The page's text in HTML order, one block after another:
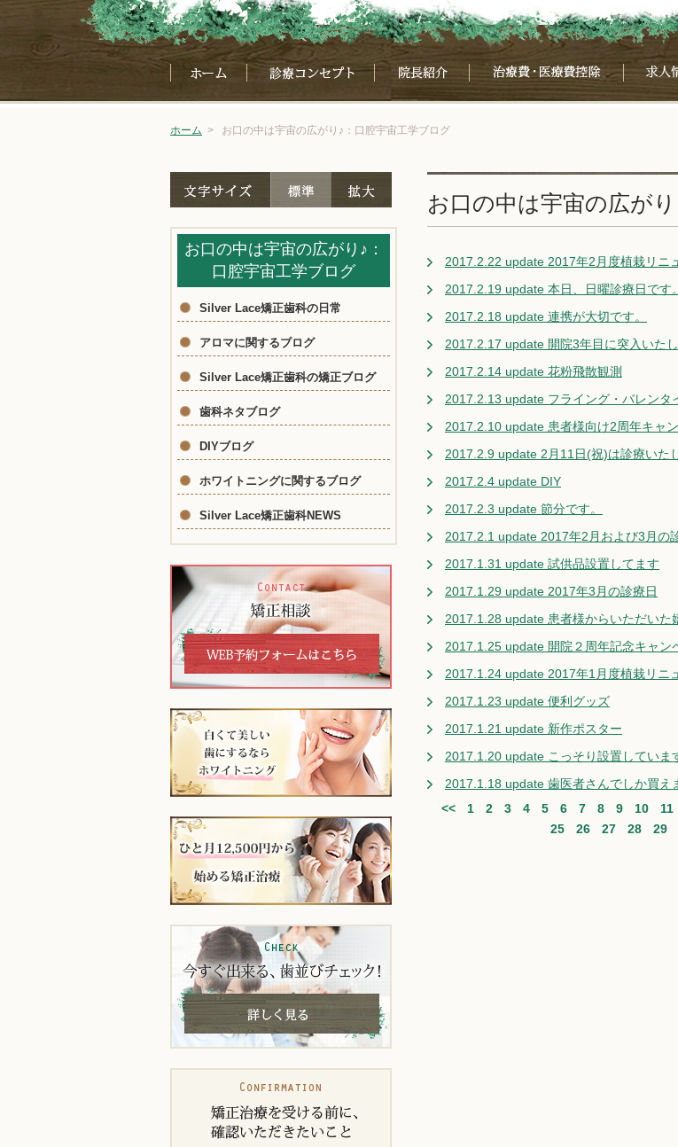
ホーム > お口の中は宇宙の広がり♪：口腔宇宙工学ブログ
お口の中は宇宙の広が
2017.2.22 update 2017年2月度植栽リニ
2017.2.19 update 本日、日曜診療日です。
2017.2.18 update 連携が大切です。
2017.2.17 update 開院3年目に突入いたし
2017.2.14 update 花粉飛散観測
2017.2.13 update フライング・バレンタ
2017.2.10 update 患者様向け2周年キャ
2017.2.9 update 2月11日(祝)は診療いた
2017.2.4 update DIY
2017.2.3 update 節分です。
2017.2.1 update 2017年2月および3月の
2017.1.31 update 試供品設置してます
2017.1.29 update 2017年3月の診療日
2017.1.28 update 患者様からいただい
2017.1.25 update 開院２周年記念キャン
2017.1.24 update 2017年1月度植栽リニ
2017.1.23 update 便利グッズ
2017.1.21 update 新作ポスター
2017.1.20 update こっそり設置していま
2017.1.18 update 歯医者さんでしか買え
<<
1 2 3 4 5 6 7 8 9 10 11
25
26 27 28 29
お口の中は宇宙の広がり♪：
口腔宇宙工学ブログ
Silver Lace矯正歯科の日常
アロマに関するブログ
Silver Lace矯正歯科の矯正ブログ
歯科ネタブログ
DIYブログ
ホワイトニングに関するブログ
Silver Lace矯正歯科NEWS